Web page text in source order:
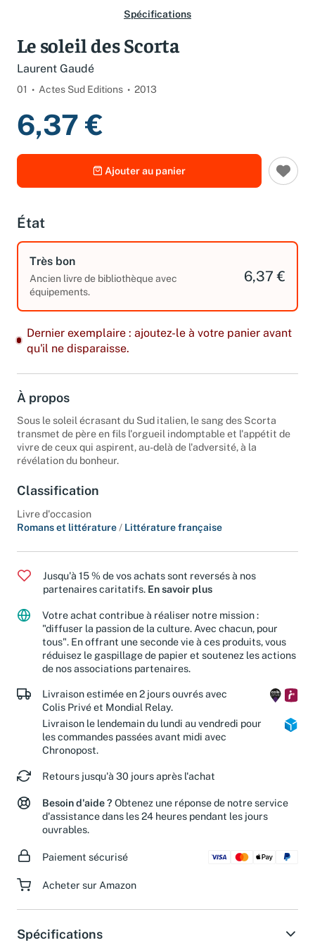
Spécifications
Le soleil des Scorta
Laurent Gaudé
01 Actes Sud Editions 2013
6,37 €
Ajouter au panier
État
Très bon
Ancien livre de bibliothèque avec
équipements.
6,37 €
Dernier exemplaire : ajoutez-le à votre panier avant
qu'il ne disparaisse.
À propos
Sous le soleil écrasant du Sud italien, le sang des Scorta
transmet de père en fils l'orgueil indomptable et l'appétit de
vivre de ceux qui aspirent, au-delà de l'adversité, à la
révélation du bonheur.
Classification
Livre d'occasion
Romans et littérature / Littérature française
Jusqu'à 15 % de vos achats sont reversés à nos
partenaires caritatifs. En savoir plus
Votre achat contribue à réaliser notre mission :
"diffuser la passion de la culture. Avec chacun, pour
tous". En offrant une seconde vie à ces produits, vous
réduisez le gaspillage de papier et soutenez les actions
de nos associations partenaires.
Livraison estimée en 2 jours ouvrés avec
Colis Privé et Mondial Relay.
Livraison le lendemain du lundi au vendredi pour
les commandes passées avant midi avec
Chronopost.
Retours jusqu'à 30 jours après l'achat
Besoin d'aide ? Obtenez une réponse de notre service
d'assistance dans les 24 heures pendant les jours
ouvrables.
Paiement sécurisé
Acheter sur Amazon
Spécifications